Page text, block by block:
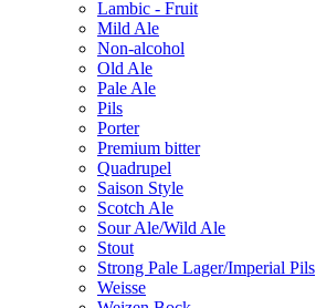
Lambic - Fruit
Mild Ale
Non-alcohol
Old Ale
Pale Ale
Pils
Porter
Premium bitter
Quadrupel
Saison Style
Scotch Ale
Sour Ale/Wild Ale
Stout
Strong Pale Lager/Imperial Pils
Weisse